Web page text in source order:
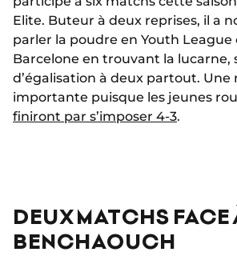
Elite. Buteur à deux reprises, il a
parler la poudre en Youth League
Barcelone en trouvant la lucarne,
d’égalisation à deux partout. Une
importante puisque les jeunes
finiront par s’imposer 4-3.
DEUX MATCHS FACE
BENCHAOUCH